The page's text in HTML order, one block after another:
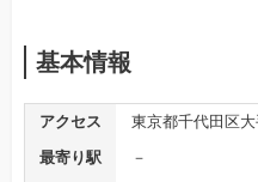
基本情報
アクセス
東京都千代田区
最寄り駅
－